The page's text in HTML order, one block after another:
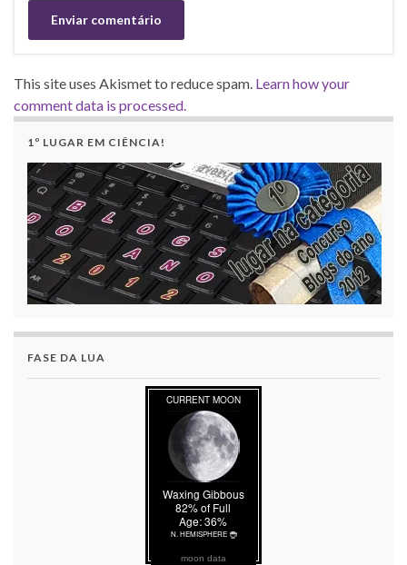
This site uses Akismet to reduce spam. Learn how your
comment data is processed.
1º LUGAR EM CIÊNCIA!
FASE DA LUA
moon data